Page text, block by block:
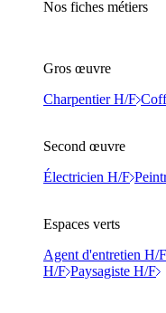
Nos fiches métiers
Gros œuvre
Charpentier H/F
Second œuvre
Électricien H/F
Espaces verts
Agent d'entretien H/F
H/F Paysagiste H/F